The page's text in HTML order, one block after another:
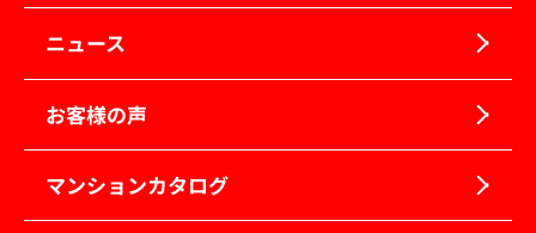
ニュース
お客様の声
マンションカタログ